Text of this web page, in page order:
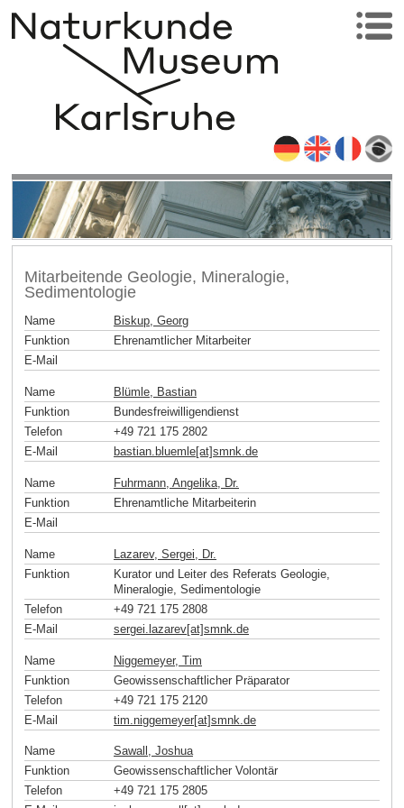
Mitarbeitende Geologie, Mineralogie,
Sedimentologie
Name
Biskup, Georg
Funktion
Ehrenamtlicher Mitarbeiter
E-Mail
Name
Blümle, Bastian
Funktion
Bundesfreiwilligendienst
Telefon
+49 721 175 2802
E-Mail
bastian.bluemle[at]smnk.de
Name
Fuhrmann, Angelika, Dr.
Funktion
Ehrenamtliche Mitarbeiterin
E-Mail
Name
Lazarev, Sergei, Dr.
Funktion
Kurator und Leiter des Referats Geologie,
Mineralogie, Sedimentologie
Telefon
+49 721 175 2808
E-Mail
sergei.lazarev[at]smnk de
Name
Niggemeyer, Tim
Funktion
Geowissenschaftlicher Präparator
Telefon
+49 721 175 2120
E-Mail
tim.niggemeyer[at]smnk de
Name
Sawall, Joshua
Funktion
Geowissenschaftlicher Volontär
Telefon
+49 721 175 2805